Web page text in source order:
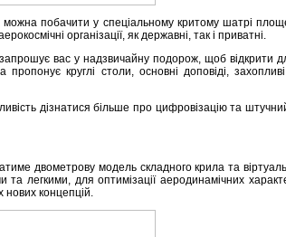
можна побачити у спеціальному критому шатрі
організації, як державні, так і приватні.
вас у надзвичайну подорож, щоб
круглі столи, основні доповіді,
дізнатися більше про цифровізацію та
двометрову модель складного крила та
та легкими, для оптимізації аеродинамічних
нових концепцій.